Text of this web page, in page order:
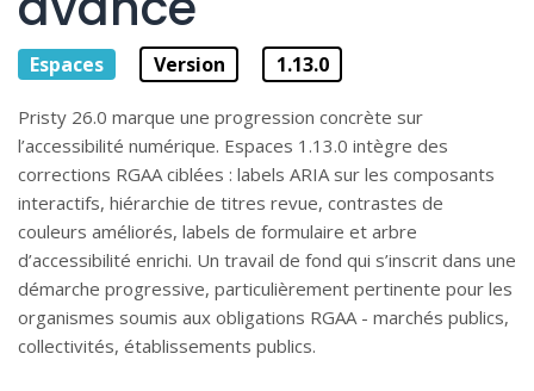
Espaces Version 1.13.0
Pristy 26.0 marque une progression concrète sur
l’accessibilité numérique. Espaces 1.13.0 intègre des
corrections RGAA ciblées : labels ARIA sur les composants
interactifs, hiérarchie de titres revue, contrastes de
couleurs améliorés, labels de formulaire et arbre
d’accessibilité enrichi. Un travail de fond qui s’inscrit dans une
démarche progressive, particulièrement pertinente pour les
organismes soumis aux obligations RGAA - marchés publics,
collectivités, établissements publics.